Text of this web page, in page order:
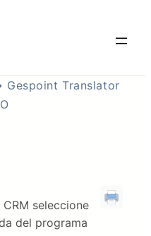
Gespoint Translator
seleccione
del programa